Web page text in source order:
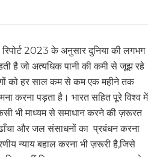
2023 के अनुसार दुनिया की लगभग
है जो अत्यधिक पानी की कमी से जूझ रहे
को हर साल कम से कम एक महीने तक
करना पड़ता है। भारत सहित पूरे विश्व में
भी माध्यम से समाधान करने की ज़रूरत
और जल संसाधनों का प्रबंधन करना
न्याय बहाल करना भी ज़रूरी है,जिसे